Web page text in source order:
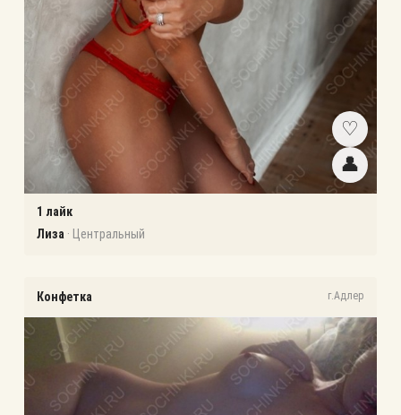
♡
👤
1 лайк
Лиза · Центральный
Конфетка г.Адлер